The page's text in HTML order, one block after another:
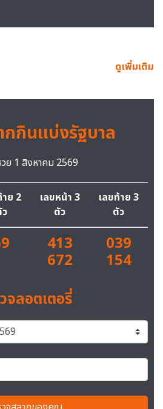
ดูเพิ่มเติม
กกินแบ่งรัฐบาล
ย 1 สิงหาคม 2569
าย 2
เลขหน้า 3
ตัว
เลขท้าย 3
ตัว
413
672
039
154
จลอตเตอรี่